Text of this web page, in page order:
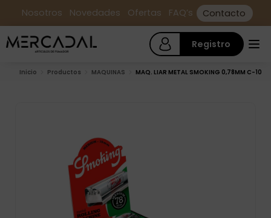
Nosotros Novedades Ofertas FAQ’s Contacto
Registro
Inicio Productos MAQUINAS MAQ. LIAR METAL SMOKING 0,78MM C-10